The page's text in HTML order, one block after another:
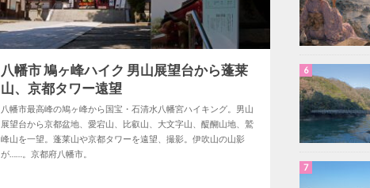
八幡市 鳩ヶ峰ハイク 男山展望台から蓬莱
山、京都タワー遠望
八幡市最高峰の鳩ヶ峰から国宝・石清水八幡宮ハイキング。男山
展望台から京都盆地、愛宕山、比叡山、大文字山、醍醐山地、鷲
峰山を一望。蓬莱山や京都タワーを遠望、撮影。伊吹山の山影
が……。京都府八幡市。